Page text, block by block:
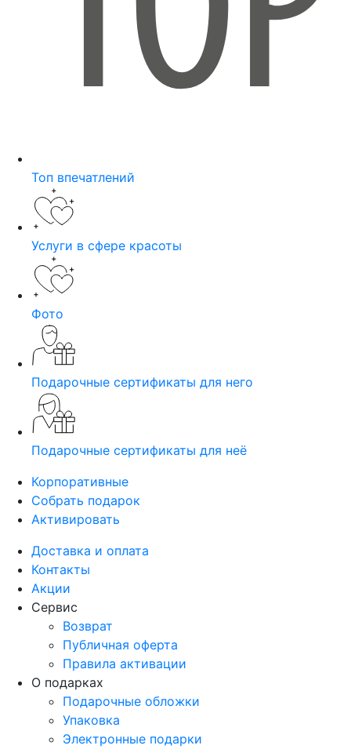
Топ впечатлений
Услуги в сфере красоты
Фото
Подарочные сертификаты для него
Подарочные сертификаты для неё
Корпоративные
Собрать подарок
Активировать
Доставка и оплата
Контакты
Акции
Сервис
Возврат
Публичная оферта
Правила активации
О подарках
Подарочные обложки
Упаковка
Электронные подарки